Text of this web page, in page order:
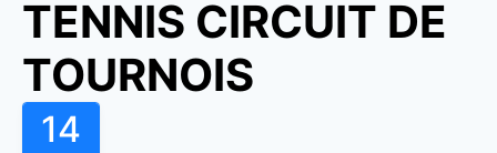
TENNIS CIRCUIT DE
TOURNOIS
14